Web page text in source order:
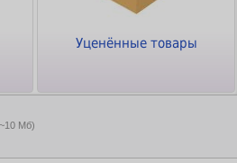
Уценённые товары
Мб)